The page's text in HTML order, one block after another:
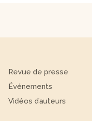
Revue de presse
Événements
Vidéos d’auteurs